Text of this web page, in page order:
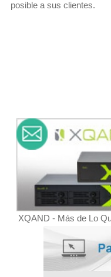
posible a sus clientes.
XQAND - Más de Lo